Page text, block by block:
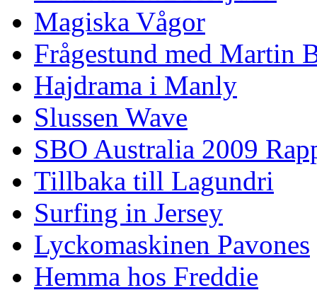
Magiska Vågor
Frågestund med Martin
Hajdrama i Manly
Slussen Wave
SBO Australia 2009
Tillbaka till Lagundri
Surfing in Jersey
Lyckomaskinen Pavones
Hemma hos Freddie